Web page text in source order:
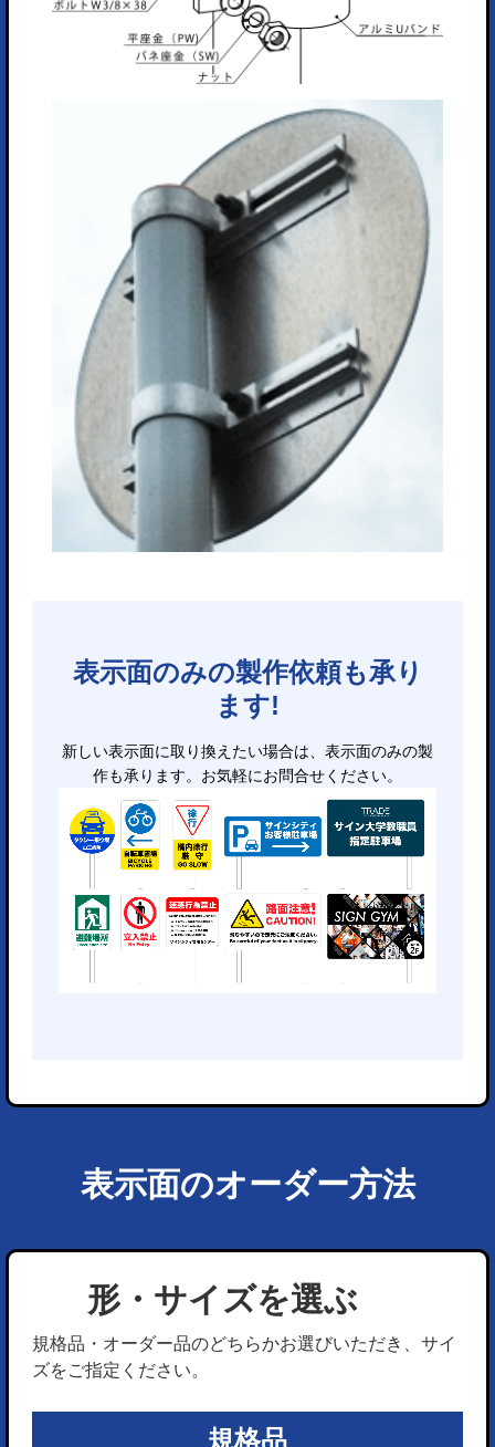
表示面のみの製作依頼も承り
ます!
新しい表示面に取り換えたい場合は、表示面のみの製
作も承ります。お気軽にお問合せください。
表示面のオーダー方法
形・サイズを選ぶ
規格品・オーダー品のどちらかお選びいただき、サイ
ズをご指定ください。
規格品